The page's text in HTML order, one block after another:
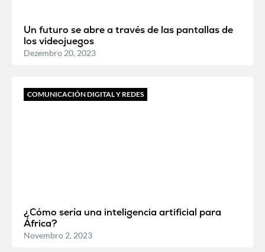
Un futuro se abre a través de las pantallas de
los videojuegos
Dezembro 20, 2023
COMUNICACIÓN DIGITAL Y REDES
¿Cómo sería una inteligencia artificial para
África?
Novembro 2, 2023